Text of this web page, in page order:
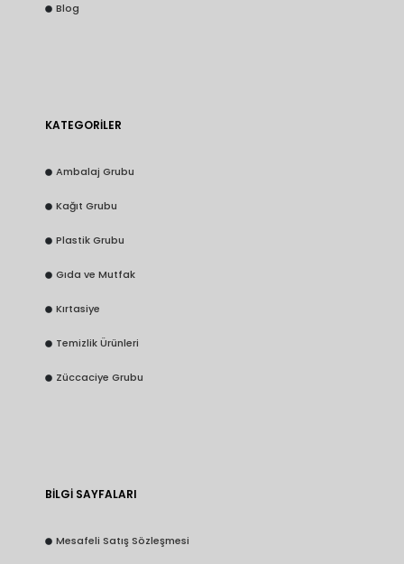
Blog
KATEGORİLER
Ambalaj Grubu
Kağıt Grubu
Plastik Grubu
Gıda ve Mutfak
Kırtasiye
Temizlik Ürünleri
Züccaciye Grubu
BİLGİ SAYFALARI
Mesafeli Satış Sözleşmesi